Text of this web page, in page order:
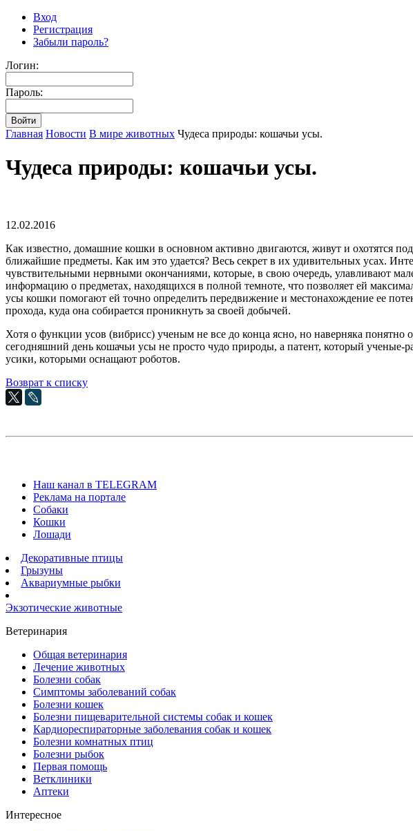
Вход
Регистрация
Забыли пароль?
Логин:
Пароль:
Главная Новости В мире животных Чудеса природы: кошачьи усы.
Чудеса природы: кошачьи усы.
12.02.2016
Как известно, домашние кошки в основном активно двигаются, живут и охотятся
ближайшие предметы. Как им это удается? Весь секрет в их удивительных усах.
чувствительными нервными окончаниями, которые, в свою очередь, улавливают
информацию о предметах, находящихся в полной темноте, что позволяет ей
усы кошки помогают ей точно определить передвижение и местонахождение ее
прохода, куда она собирается проникнуть за своей добычей.
Хотя о функции усов (вибрисс) ученым не все до конца ясно, но наверняка понятно
сегодняшний день кошачьи усы не просто чудо природы, а патент, который ученые-
усики, которыми оснащают роботов.
Возврат к списку
Наш канал в TELEGRAM
Реклама на портале
Собаки
Кошки
Лошади
Декоративные птицы
Грызуны
Аквариумные рыбки
Экзотические животные
Ветеринария
Общая ветеринария
Лечение животных
Болезни собак
Симптомы заболеваний собак
Болезни кошек
Болезни пищеварительной системы собак и кошек
Кардиореспираторные заболевания собак и кошек
Болезни комнатных птиц
Болезни рыбок
Первая помощь
Ветклиники
Аптеки
Интересное